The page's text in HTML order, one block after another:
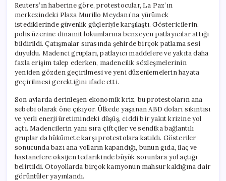
Reuters’ın haberine göre, protestocular, La Paz’ın
merkezindeki Plaza Murillo Meydanı’na yürümek
istediklerinde güvenlik güçleriyle karşılaştı. Göstericilerin,
polis üzerine dinamit lokumlarına benzeyen patlayıcılar attığı
bildirildi. Çatışmalar sırasında şehirde birçok patlama sesi
duyuldu. Madenci grupları, patlayıcı maddelere ve yakıta daha
fazla erişim talep ederken, madencilik sözleşmelerinin
yeniden gözden geçirilmesi ve yeni düzenlemelerin hayata
geçirilmesi gerektiğini ifade etti.
Son aylarda derinleşen ekonomik kriz, bu protestoların ana
sebebi olarak öne çıkıyor. Ülkede yaşanan ABD doları sıkıntısı
ve yerli enerji üretimindeki düşüş, ciddi bir yakıt krizine yol
açtı. Madencilerin yanı sıra çiftçiler ve sendika bağlantılı
gruplar da hükümete karşı protestolara katıldı. Gösteriler
sonucunda bazı ana yolların kapandığı, bunun gıda, ilaç ve
hastanelere oksijen tedarikinde büyük sorunlara yol açtığı
belirtildi. Otoyollarda birçok kamyonun mahsur kaldığına dair
görüntüler yayınlandı.